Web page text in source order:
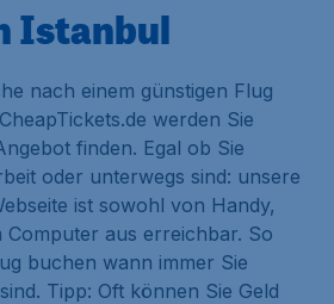
Istanbul
nach einem günstigen Flug
werden Sie
finden. Egal ob Sie
oder unterwegs sind: unsere
ist sowohl von Handy,
Computer aus erreichbar. So
buchen wann immer Sie
Tipp: Oft können Sie Geld